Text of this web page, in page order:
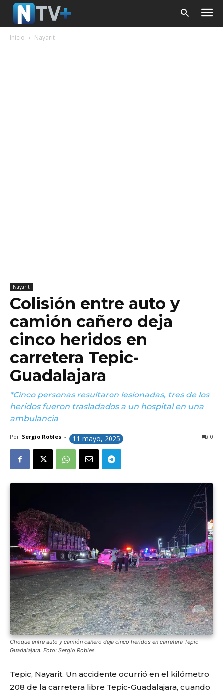
Inicio Nayarit
Nayarit
Colisión entre auto y
camión cañero deja
cinco heridos en
carretera Tepic-
Guadalajara
*Cinco personas resultaron lesionadas, tres de los
heridos fueron trasladados a un hospital en una
ambulancia
Por Sergio Robles - 11 mayo, 2025 0
Choque entre auto y camión cañero deja cinco heridos en carretera Tepic-
Guadalajara. Foto: Sergio Robles
Tepic, Nayarit. Un accidente ocurrió en el kilómetro
208 de la carretera libre Tepic-Guadalajara, cuando